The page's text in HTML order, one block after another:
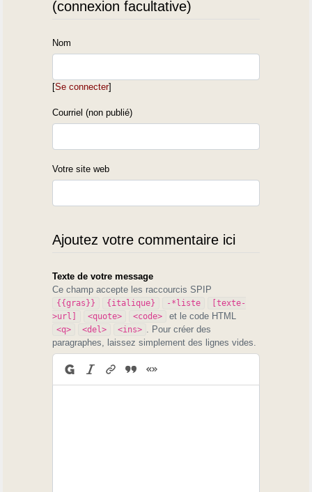
(connexion facultative)
Nom
[Se connecter]
Courriel (non publié)
Votre site web
Ajoutez votre commentaire ici
Texte de votre message
Ce champ accepte les raccourcis SPIP
{{gras}} {italique} -*liste
[texte-
>url]
<quote> <code> et le code HTML
<q> <del> <ins>
. Pour créer des
paragraphes, laissez simplement des lignes vides.